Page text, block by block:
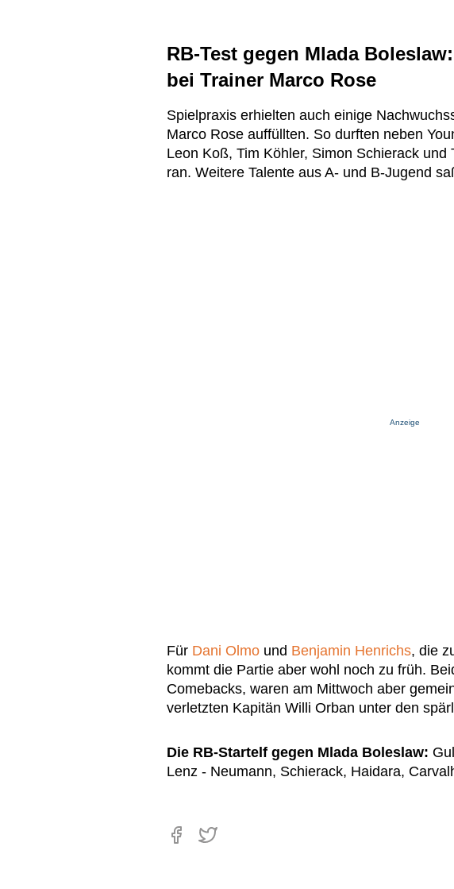
RB-Test gegen Mlada
bei Trainer Marco Rose
Spielpraxis erhielten auch einige
Marco Rose auffüllten. So durften neben
Leon Koß, Tim Köhler, Simon Schierack und
ran. Weitere Talente aus A- und B-Jugend
Anzeige
Für Dani Olmo und Benjamin Henrichs, die
kommt die Partie aber wohl noch zu früh.
Comebacks, waren am Mittwoch aber
verletzten Kapitän Willi Orban unter den
Die RB-Startelf gegen Mlada Boleslaw:
Lenz - Neumann, Schierack, Haidara,